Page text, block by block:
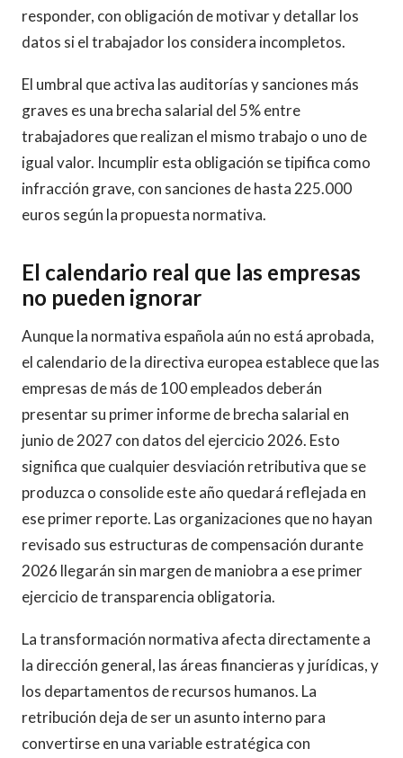
responder, con obligación de motivar y detallar los
datos si el trabajador los considera incompletos.
El umbral que activa las auditorías y sanciones más
graves es una brecha salarial del 5% entre
trabajadores que realizan el mismo trabajo o uno de
igual valor. Incumplir esta obligación se tipifica como
infracción grave, con sanciones de hasta 225.000
euros según la propuesta normativa.
El calendario real que las empresas
no pueden ignorar
Aunque la normativa española aún no está aprobada,
el calendario de la directiva europea establece que las
empresas de más de 100 empleados deberán
presentar su primer informe de brecha salarial en
junio de 2027 con datos del ejercicio 2026. Esto
significa que cualquier desviación retributiva que se
produzca o consolide este año quedará reflejada en
ese primer reporte. Las organizaciones que no hayan
revisado sus estructuras de compensación durante
2026 llegarán sin margen de maniobra a ese primer
ejercicio de transparencia obligatoria.
La transformación normativa afecta directamente a
la dirección general, las áreas financieras y jurídicas, y
los departamentos de recursos humanos. La
retribución deja de ser un asunto interno para
convertirse en una variable estratégica con